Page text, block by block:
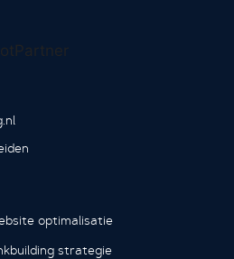
optimalisatie
strategie